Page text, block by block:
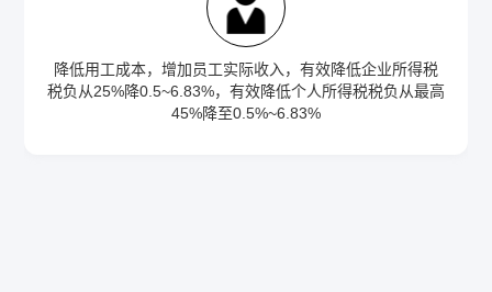
降低用工成本，增加员工实际收入，有效降低企业所得税
税负从25%降0.5~6.83%，有效降低个人所得税税负从最高
45%降至0.5%~6.83%